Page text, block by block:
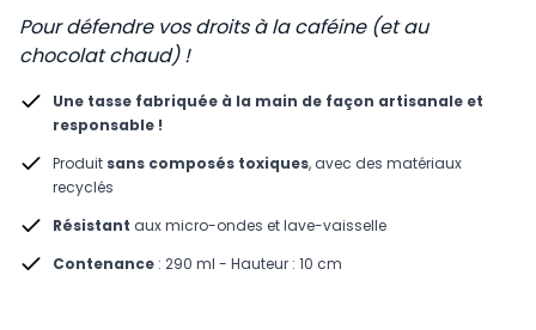
Pour défendre vos droits à la caféine (et au
chocolat chaud) !
Une tasse fabriquée à la main de façon artisanale et
responsable !
Produit sans composés toxiques, avec des matériaux
recyclés
Résistant aux micro-ondes et lave-vaisselle
Contenance : 290 ml - Hauteur : 10 cm